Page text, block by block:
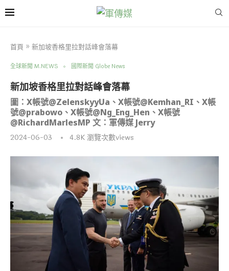
首頁 » 新加坡香格里拉對話峰會落幕
全球新聞 M.NEWS 國際新聞 Globe News
新加坡香格里拉對話峰會落幕
圖：X帳號@ZelenskyyUa、X帳號@Kemhan_RI、X帳
號@prabowo、X帳號@Ng_Eng_Hen、X帳號
@RichardMarlesMP 文：軍傳媒 Jerry
2024-06-03 4.8K瀏覽次數views